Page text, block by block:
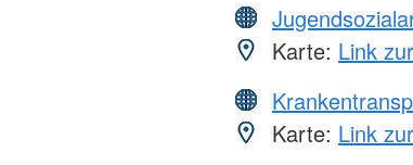
Karte: Link
Karte: Link